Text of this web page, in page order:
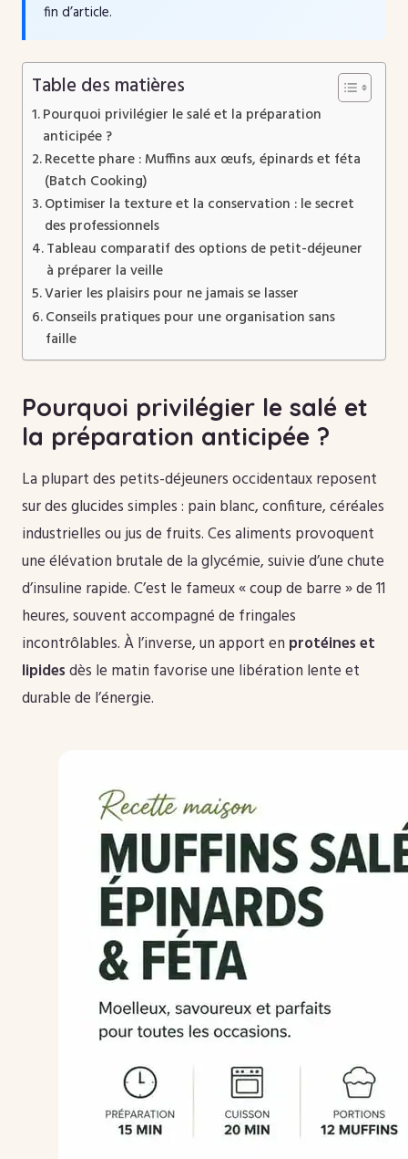
fin d’article.
Table des matières
Pourquoi privilégier le salé et la préparation
anticipée ?
Recette phare : Muffins aux œufs, épinards et féta
(Batch Cooking)
Optimiser la texture et la conservation : le secret
des professionnels
Tableau comparatif des options de petit-déjeuner
à préparer la veille
Varier les plaisirs pour ne jamais se lasser
Conseils pratiques pour une organisation sans
faille
Pourquoi privilégier le salé et
la préparation anticipée ?
La plupart des petits-déjeuners occidentaux reposent
sur des glucides simples : pain blanc, confiture, céréales
industrielles ou jus de fruits. Ces aliments provoquent
une élévation brutale de la glycémie, suivie d’une chute
d’insuline rapide. C’est le fameux « coup de barre » de 11
heures, souvent accompagné de fringales
incontrôlables. À l’inverse, un apport en protéines et
lipidesdès le matin favorise une libération lente et
durable de l’énergie.